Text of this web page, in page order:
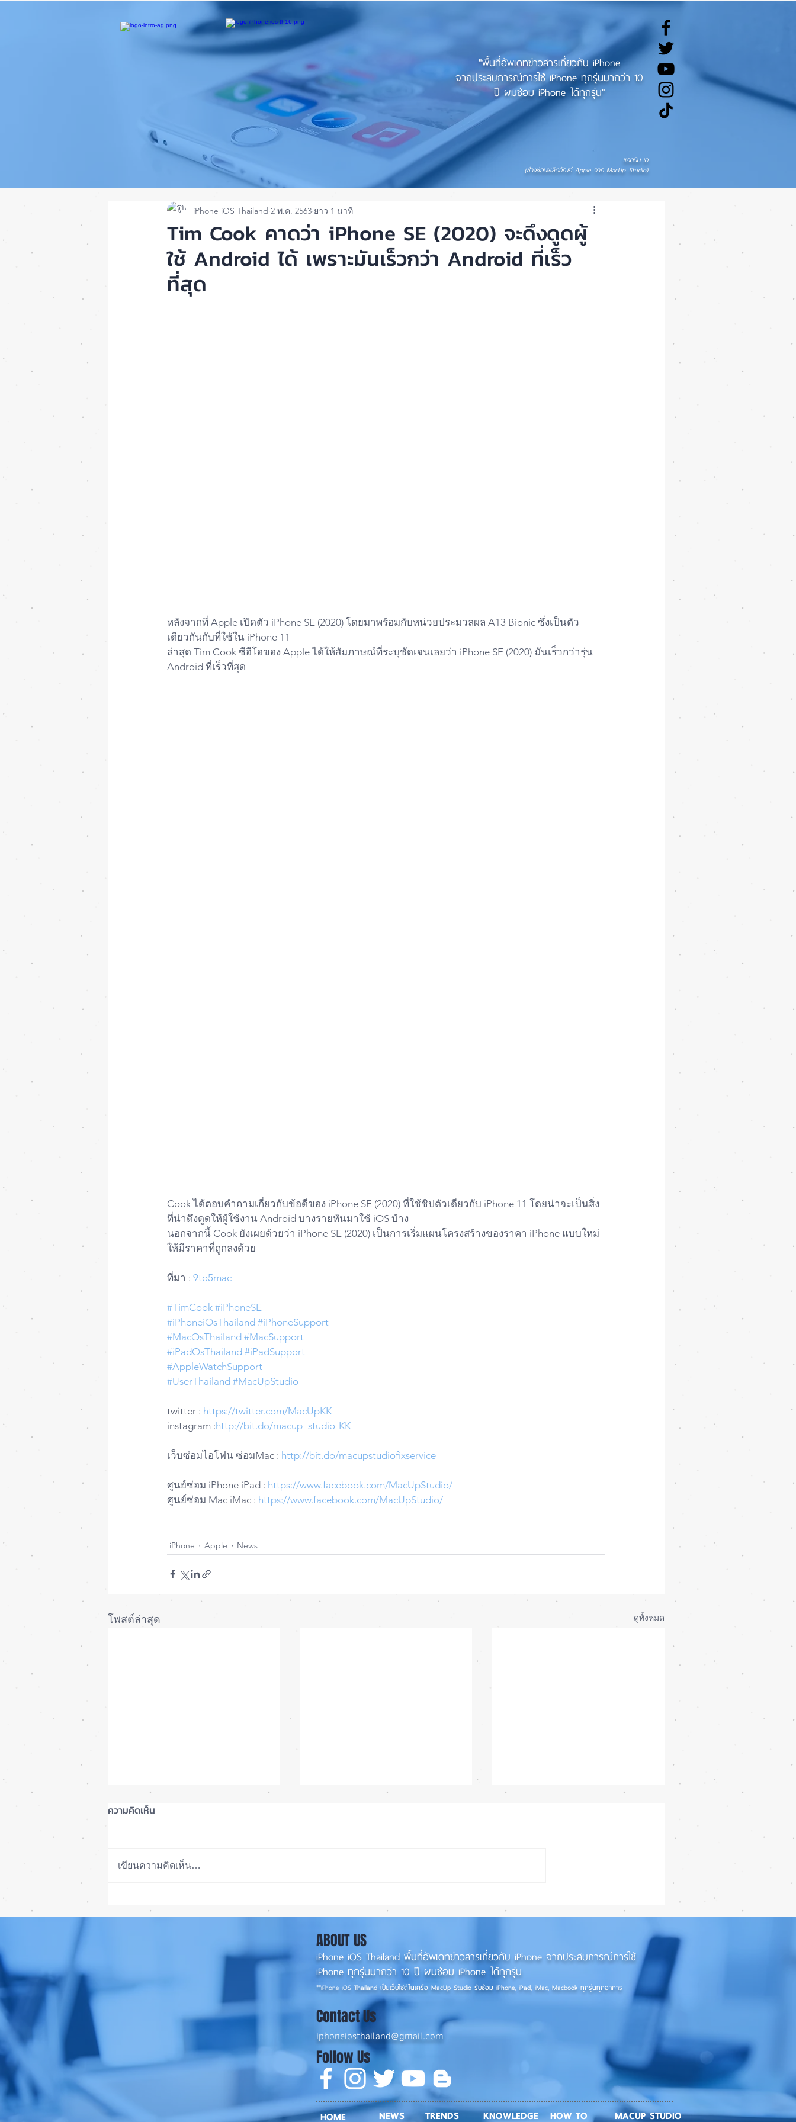
"พื้นที่อัพเดทข่าวสารเกี่ยวกับ iPhone
จากประสบการณ์การใช้ iPhone ทุกรุ่นมากว่า 10
ปี ผมซ่อม iPhone ได้ทุกรุ่น"
แอดมิน เอ
(ช่างซ่อมผลิตภัณฑ์ Apple จาก MacUp Studio)
Tim Cook คาดว่า iPhone SE (2020) จะดึงดูดผู้
ใช้ Android ได้ เพราะมันเร็วกว่า Android ที่เร็ว
ที่สุด
iPhone iOS Thailand 2 พ.ค. 2563 ยาว 1 นาที
หลังจากที่ Apple เปิดตัว iPhone SE (2020) โดยมาพร้อมกับหน่วยประมวลผล A13 Bionic ซึ่งเป็นตัว
เดียวกันกับที่ใช้ใน iPhone 11
ล่าสุด Tim Cook ซีอีโอของ Apple ได้ให้สัมภาษณ์ที่ระบุชัดเจนเลยว่า iPhone SE (2020) มันเร็วกว่ารุ่น
Android ที่เร็วที่สุด
Cook ได้ตอบคำถามเกี่ยวกับข้อดีของ iPhone SE (2020) ที่ใช้ชิปตัวเดียวกับ iPhone 11 โดยน่าจะเป็นสิ่ง
ที่น่าดึงดูดให้ผู้ใช้งาน Android บางรายหันมาใช้ iOS บ้าง
นอกจากนี้ Cook ยังเผยด้วยว่า iPhone SE (2020) เป็นการเริ่มแผนโครงสร้างของราคา iPhone แบบใหม่
ให้มีราคาที่ถูกลงด้วย
ที่มา : 9to5mac
#TimCook #iPhoneSE
#iPhoneiOsThailand #iPhoneSupport
#MacOsThailand #MacSupport
#iPadOsThailand #iPadSupport
#AppleWatchSupport
#UserThailand #MacUpStudio
twitter : https://twitter.com/MacUpKK
instagram :http://bit.do/macup_studio-KK
เว็บซ่อมไอโฟน ซ่อมMac : http://bit.do/macupstudiofixservice
ศูนย์ซ่อม iPhone iPad : https://www.facebook.com/MacUpStudio/
ศูนย์ซ่อม Mac iMac : https://www.facebook.com/MacUpStudio/
iPhone Apple News
โพสต์ล่าสุด ดูทั้งหมด
Max ตกจากฟ้าไม่พัง! ⚡📱
น่าใช้กว่าเดิม หลายแอปรองรับ
แนวนอนเต็มรูปแบบ! 📱✨
📱
ความคิดเห็น
เขียนความคิดเห็น…
ABOUT US
iPhone iOS Thailand พื้นที่อัพเดทข่าวสารเกี่ยวกับ iPhone จากประสบการณ์การใช้
iPhone ทุกรุ่นมากว่า 10 ปี ผมซ่อม iPhone ได้ทุกรุ่น
**iPhone iOS Thailand เป็นเว็บไซต์ในเครือ MacUp Studio รับซ่อม iPhone, iPad, iMac, Macbook ทุกรุ่นทุกอาการ
Contact Us
iphoneiosthailand@gmail.com
Follow Us
HOME NEWS TRENDS KNOWLEDGE HOW TO MACUP STUDIO